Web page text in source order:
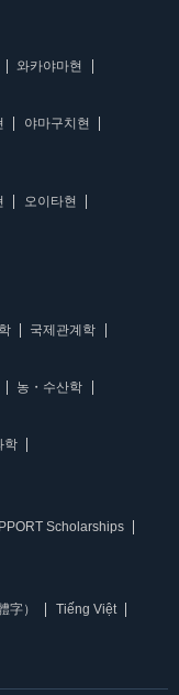
와카야마현
야마구치현
오이타현
국제관계학
농・수산학
학
Scholarships
字）
Tiếng Việt